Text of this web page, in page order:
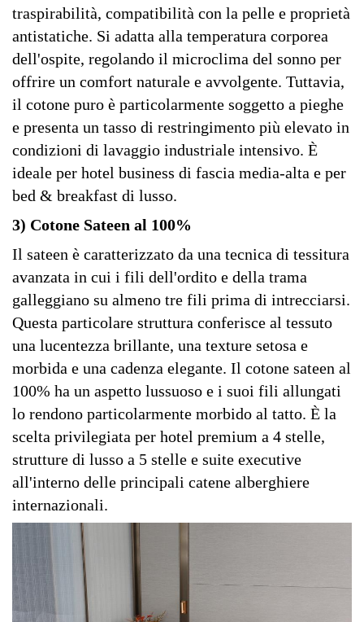
traspirabilità, compatibilità con la pelle e proprietà
antistatiche. Si adatta alla temperatura corporea
dell'ospite, regolando il microclima del sonno per
offrire un comfort naturale e avvolgente. Tuttavia,
il cotone puro è particolarmente soggetto a pieghe
e presenta un tasso di restringimento più elevato in
condizioni di lavaggio industriale intensivo. È
ideale per hotel business di fascia media-alta e per
bed & breakfast di lusso.
3) Cotone Sateen al 100%
Il sateen è caratterizzato da una tecnica di tessitura
avanzata in cui i fili dell'ordito e della trama
galleggiano su almeno tre fili prima di intrecciarsi.
Questa particolare struttura conferisce al tessuto
una lucentezza brillante, una texture setosa e
morbida e una cadenza elegante. Il cotone sateen al
100% ha un aspetto lussuoso e i suoi fili allungati
lo rendono particolarmente morbido al tatto. È la
scelta privilegiata per hotel premium a 4 stelle,
strutture di lusso a 5 stelle e suite executive
all'interno delle principali catene alberghiere
internazionali.